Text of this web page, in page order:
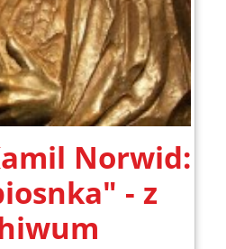
Norwid:
- z